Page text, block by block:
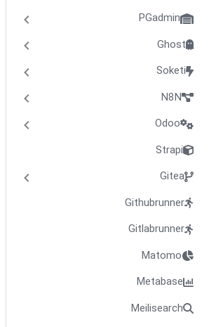
PGadmin
Ghost
Soketi
N8N
Odoo
Strapi
Gitea
Githubrunner
Gitlabrunner
Matomo
Metabase
Meilisearch